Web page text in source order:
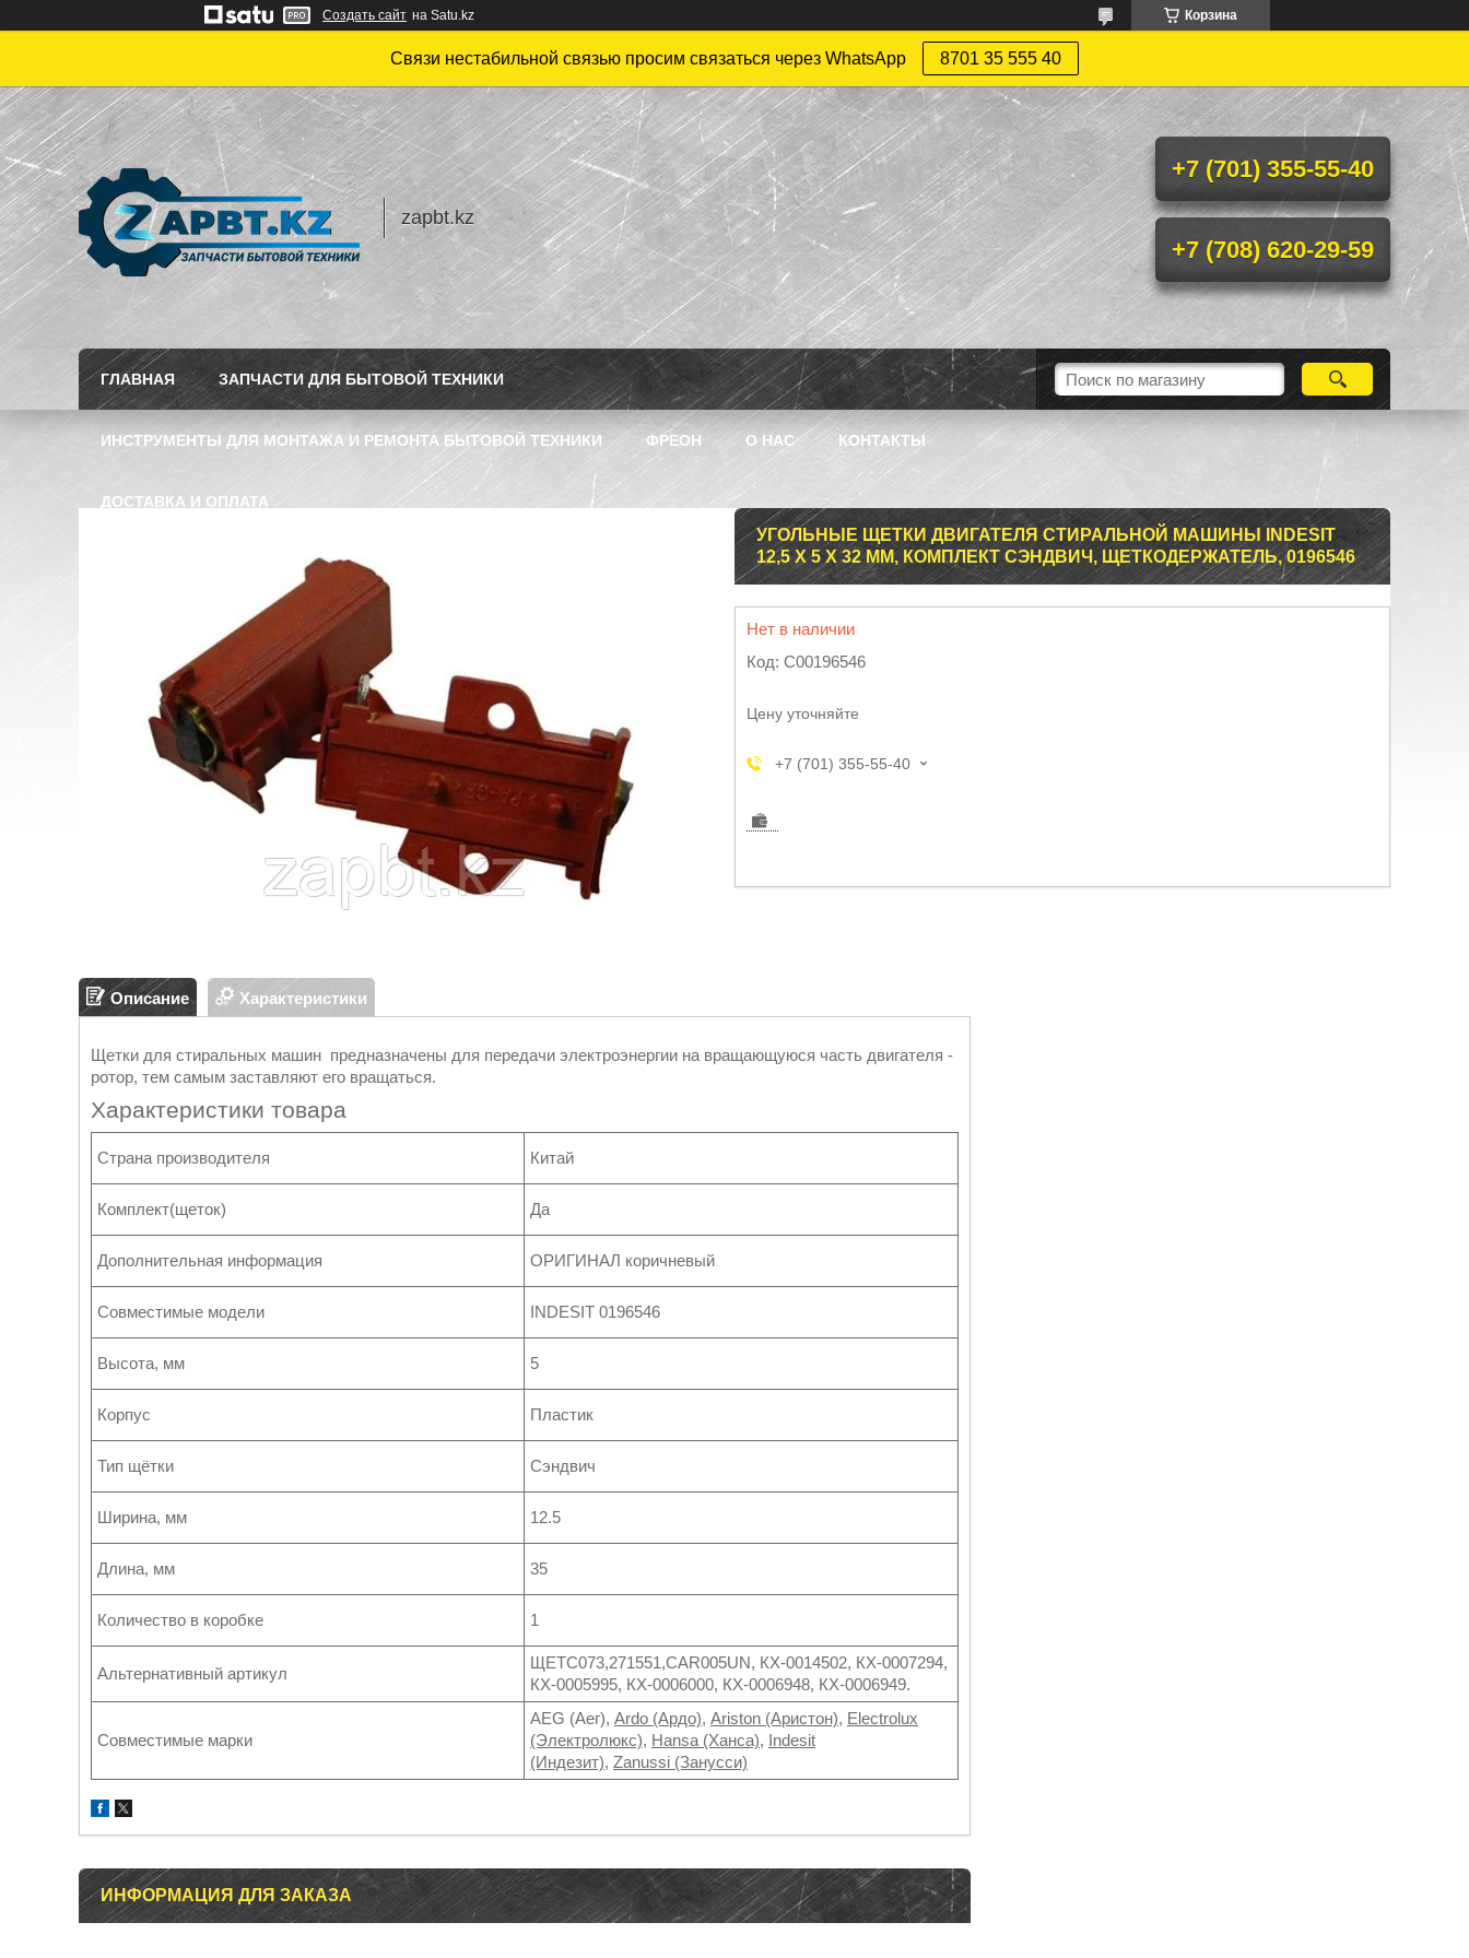
Создать сайт на Satu.kz Корзина
Связи нестабильной связью просим связаться через WhatsApp 8701 35 555 40
zapbt.kz
+7 (701) 355-55-40
+7 (708) 620-29-59
ГЛАВНАЯ ЗАПЧАСТИ ДЛЯ БЫТОВОЙ ТЕХНИКИ
ИНСТРУМЕНТЫ ДЛЯ МОНТАЖА И РЕМОНТА БЫТОВОЙ ТЕХНИКИ ФРЕОН О НАС КОНТАКТЫ
ДОСТАВКА И ОПЛАТА
УГОЛЬНЫЕ ЩЕТКИ ДВИГАТЕЛЯ СТИРАЛЬНОЙ МАШИНЫ INDESIT
12,5 Х 5 Х 32 ММ, КОМПЛЕКТ СЭНДВИЧ, ЩЕТКОДЕРЖАТЕЛЬ, 0196546
Нет в наличии
Код: C00196546
Цену уточняйте
+7 (701) 355-55-40
Описание Характеристики
Щетки для стиральных машин предназначены для передачи электроэнергии на вращающуюся часть двигателя -
ротор, тем самым заставляют его вращаться.
Характеристики товара
Страна производителя Китай
Комплект(щеток) Да
Дополнительная информация ОРИГИНАЛ коричневый
Совместимые модели INDESIT 0196546
Высота, мм 5
Корпус Пластик
Тип щётки Сэндвич
Ширина, мм 12.5
Длина, мм 35
Количество в коробке 1
Альтернативный артикул
ЩЕТС073,271551,CAR005UN, КХ-0014502, КХ-0007294,
КХ-0005995, КХ-0006000, КХ-0006948, КХ-0006949.
Совместимые марки
AEG (Аег), Ardo (Ардо), Ariston (Аристон), Electrolux
(Электролюкс), Hansa (Ханса), Indesit
(Индезит), Zanussi (Занусси)
ИНФОРМАЦИЯ ДЛЯ ЗАКАЗА